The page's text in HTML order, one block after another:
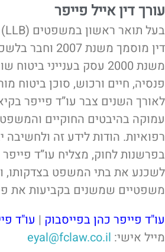
עורך דין אייל פייפר
דין מוסמך משנת
משנת 2000 עסק בענייני
לאורך השנים צבר עו”ד פייפר
עמוקה בהיבטים החוקיים
רפואיות. הודות לידע זה ולחשיבה
בפרשנות לחוק, מצליח עו”ד
לשכנע את בתי המשפט בצדקותו,
משפטיים שמשנים בקביעות את
עו"ד פייפר כהן בפייסבוק | עו"ד
מייל אישי: eyal@fclaw.co.il